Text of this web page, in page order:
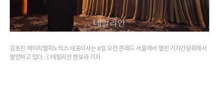
김호진 에이치엘지노믹스 대표이사는 8일 오전 콘래드 서울에서 열린 기자간담회에서
발언하고 있다. ⓒ데일리안 한보라 기자